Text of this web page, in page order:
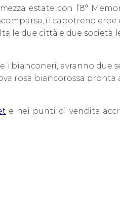
estate con l’8°
il capotreno
le due città e due società
i bianconeri, avranno due
rosa biancorossa pronta
e nei punti di vendita